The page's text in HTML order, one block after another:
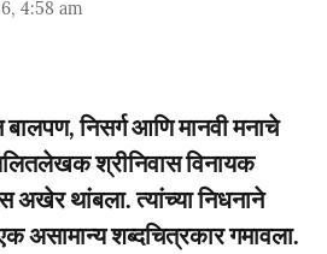
4:58 am
बालपण, निसर्ग आणि मानवी मनाचे
श्रीनिवास विनायक
अखेर थांबला. त्यांच्या निधनाने
असामान्य शब्दचित्रकार गमावला.